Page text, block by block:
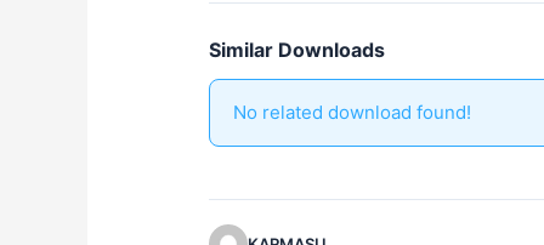
Similar Downloads
No related download found!